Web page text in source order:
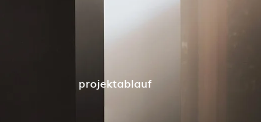
projektablauf